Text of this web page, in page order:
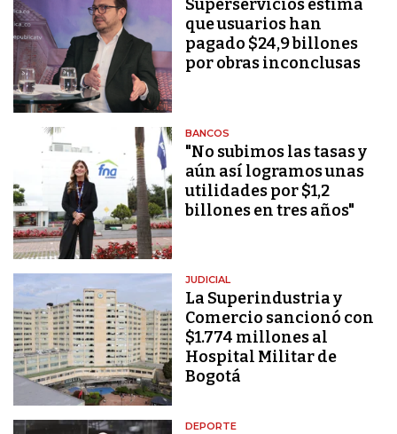
Superservicios estima
que usuarios han
pagado $24,9 billones
por obras inconclusas
BANCOS
"No subimos las tasas y
aún así logramos unas
utilidades por $1,2
billones en tres años"
JUDICIAL
La Superindustria y
Comercio sancionó con
$1.774 millones al
Hospital Militar de
Bogotá
DEPORTE